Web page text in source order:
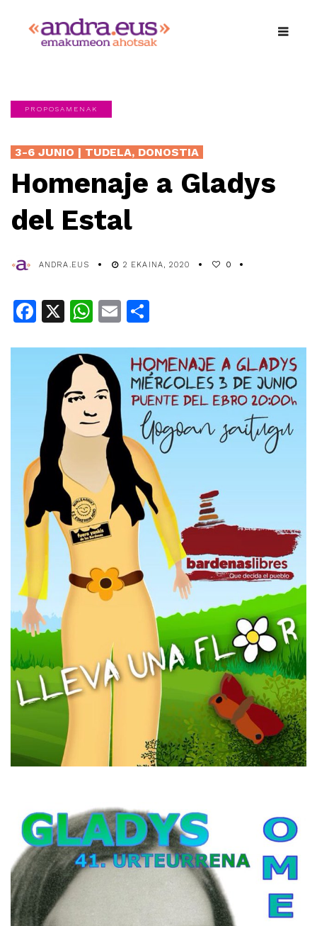
PROPOSAMENAK
3-6 JUNIO | TUDELA, DONOSTIA
Homenaje a Gladys
del Estal
ANDRA.EUS 2 EKAINA, 2020 0
Facebook
X WhatsApp
Email